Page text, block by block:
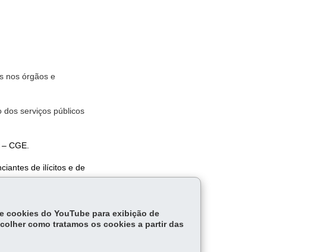
nos órgãos e
dos serviços públicos
CGE.
de ilícitos e de
cookies do YouTube para exibição de
como tratamos os cookies a partir das